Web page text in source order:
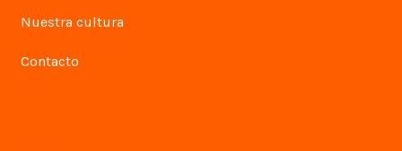
Nuestra cultura
Contacto